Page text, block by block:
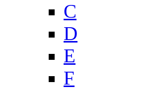
C
D
E
F